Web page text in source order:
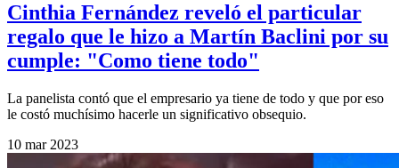
Cinthia Fernández reveló el particular
regalo que le hizo a Martín Baclini por su
cumple: "Como tiene todo"
La panelista contó que el empresario ya tiene de todo y que por eso
le costó muchísimo hacerle un significativo obsequio.
10 mar 2023